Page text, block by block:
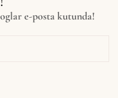
e-posta kutunda!